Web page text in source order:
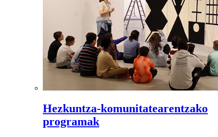
Hezkuntza-komunitatearentzako
programak